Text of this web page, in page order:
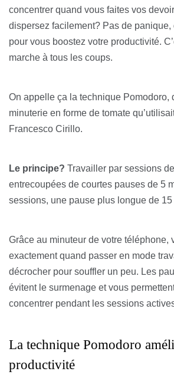
concentrer quand vous faites vos
dispersez facilement? Pas de panique,
pour vous boostez votre productivité.
marche à tous les coups.
On appelle ça la technique Pomodoro,
minuterie en forme de tomate
Francesco Cirillo.
Le principe? Travailler par sessions
entrecoupées de courtes pauses de 5
sessions, une pause plus longue de 15
Grâce au minuteur de votre téléphone,
exactement quand passer en mode
décrocher pour souffler un peu. Les
évitent le surmenage et vous
concentrer pendant les sessions
La technique Pomodoro
productivité